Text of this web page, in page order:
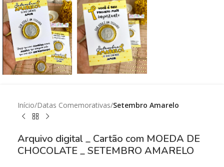
Início Datas Comemorativas Setembro Amarelo
Arquivo digital _ Cartão com MOEDA DE
CHOCOLATE _ SETEMBRO AMARELO